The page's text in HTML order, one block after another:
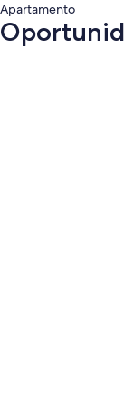
Apartamento